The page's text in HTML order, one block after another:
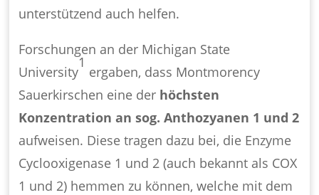
unterstützend auch helfen.
Forschungen an der Michigan State
University
1
ergaben, dass Montmorency
Sauerkirschen eine der höchsten
Konzentration an sog. Anthozyanen 1 und 2
aufweisen. Diese tragen dazu bei, die Enzyme
Cyclooxigenase 1 und 2 (auch bekannt als COX
1 und 2) hemmen zu können, welche mit dem